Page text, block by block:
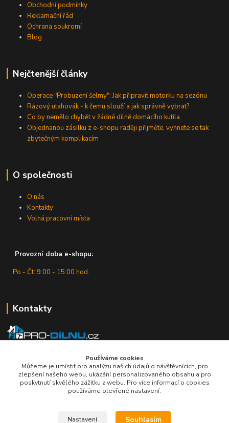
Obchodní podmínky
Reklamační řád
Ochrana soukromí
Blog
Nejčtenější články
Operace "Probuzení šelmy": Jak připravit motorku na sezónu
Rázový utahovák - k čemu slouží a jak správně vybrat?
Co by nemělo chybět v žádné dílně domácího kutila
Objednanou zásilku z e-shopu raději přijměte, vyhnete se tak
zbytečným komplikacím
O společnosti
O nás
Kontakty
Volná pracovní místa
Provozní doba e-shopu:
Po - Čt: 9:00 - 15:00 hod.
Kontakty
+420 607 430 416
(Po - Čt: 9 - 15 hod.)
info@pro-dilnu.cz
Používáme cookies
Můžeme je umístit pro analýzu našich údajů o návštěvnících, pro
zlepšení našeho webu, ukázání personalizovaného obsahu a pro
poskytnutí skvělého zážitku z webu. Pro více informací o cookies
používáme otevřené nastavení.
Nastavení Souhlasím